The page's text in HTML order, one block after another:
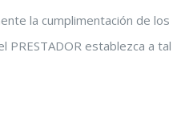
la cumplimentación de
establezca a